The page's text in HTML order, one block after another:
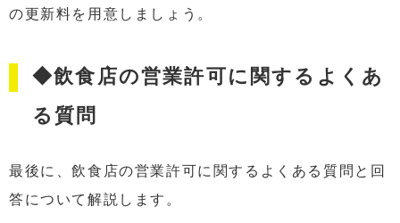
の更新料を用意しましょう。
◆飲食店の営業許可に関するよくあ
る質問
最後に、飲食店の営業許可に関するよくある質問と回
答について解説します。